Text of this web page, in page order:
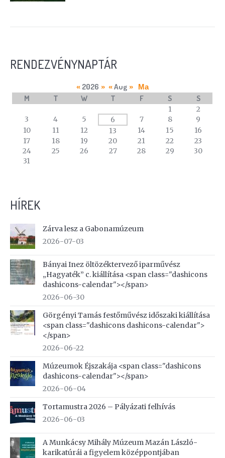
RENDEZVÉNYNAPTÁR
calendar
events
« 2026 » « Aug » Ma
M T W T F S S
1
2
3
4 5 6 7 8
9
10
11 12 13 14 15
16
17
18 19 20 21 22
23
24
25 26 27 28 29
30
31
HÍREK
Zárva lesz a Gabonamúzeum
2026-07-03
Bányai Inez öltözéktervező iparművész
„Hagyaték” c. kiállítása <span class="dashicons
dashicons-calendar"></span>
2026-06-30
Görgényi Tamás festőművész időszaki kiállítása
<span class="dashicons dashicons-calendar">
</span>
2026-06-22
Múzeumok Éjszakája <span class="dashicons
dashicons-calendar"></span>
2026-06-04
Tortamustra 2026 – Pályázati felhívás
2026-06-03
A Munkácsy Mihály Múzeum Mazán László-
karikatúrái a figyelem középpontjában